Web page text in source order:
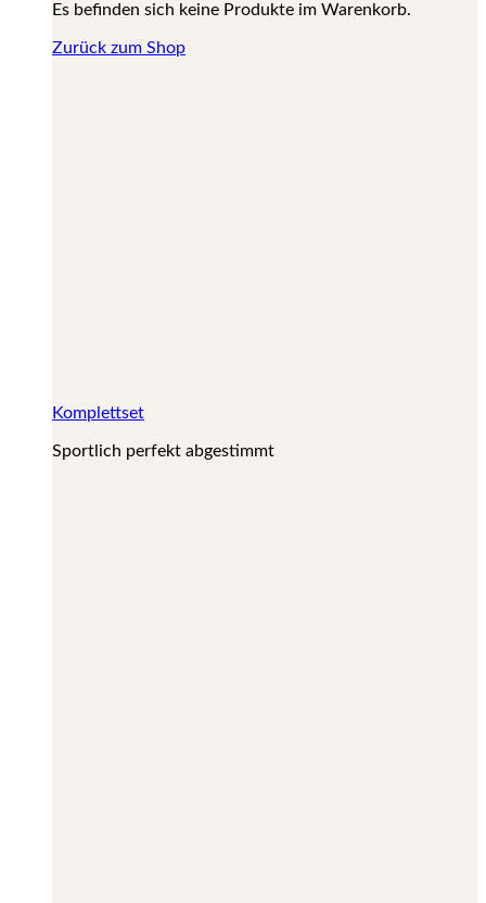
Es befinden sich keine Produkte im Warenkorb.
Zurück zum Shop
Komplettset
Sportlich perfekt abgestimmt